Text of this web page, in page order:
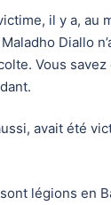
il y a,
Diallo
Vous
avait été
légions en